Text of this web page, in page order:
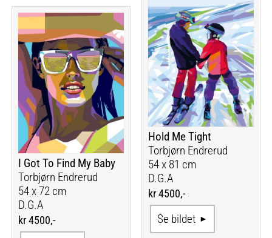
Hold Me Tight
Torbjørn Endrerud
54 x 81 cm
D.G.A
kr 4500,-
Se bildet
I Got To Find My Baby
Torbjørn Endrerud
54 x 72 cm
D.G.A
kr 4500,-